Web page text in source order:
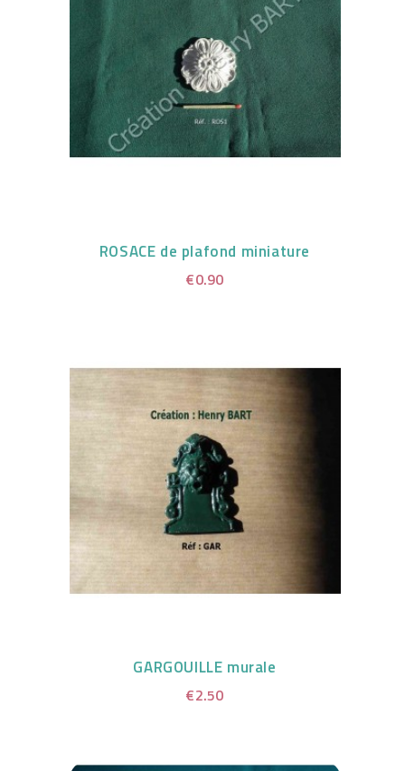
ROSACE de plafond miniature
€0.90
GARGOUILLE murale
€2.50